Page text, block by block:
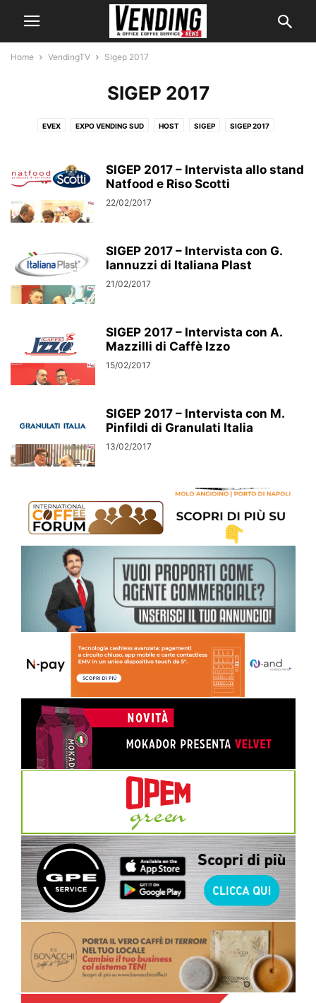
Home VendingTV Sigep 2017
SIGEP 2017
EVEX EXPO VENDING SUD HOST SIGEP SIGEP 2017
SIGEP 2017 – Intervista allo stand
Natfood e Riso Scotti
22/02/2017
SIGEP 2017 – Intervista con G.
Iannuzzi di Italiana Plast
21/02/2017
SIGEP 2017 – Intervista con A.
Mazzilli di Caffè Izzo
15/02/2017
SIGEP 2017 – Intervista con M.
Pinfildi di Granulati Italia
13/02/2017